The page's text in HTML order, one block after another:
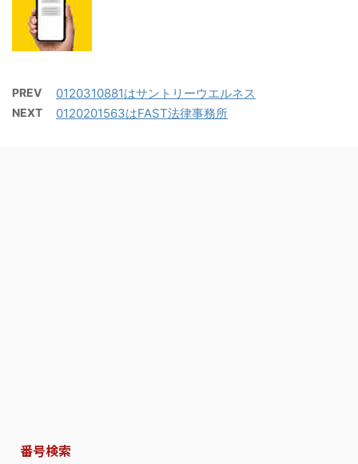
PREV 0120310881はサントリーウエルネス
NEXT 0120201563はFAST法律事務所
番号検索